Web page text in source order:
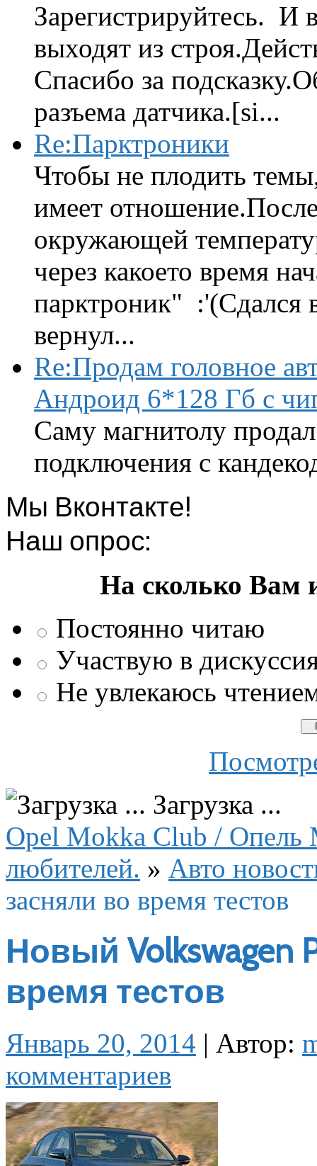
Зарегистрируйтесь. И
выходят из
Спасибо за
разъема датчика.[si...
Re:Парктроники
Чтобы не плодить
имеет
окружающей
через какоето время
парктроник" :'(Сдался
вернул...
Re:Продам головное
Андроид 6*128 Гб с
Саму магнитолу
подключения с
Мы Вконтакте!
Наш опрос:
На сколько Вам
Постоянно читаю
Участвую в
Не увлекаюсь
Загрузка ...
Opel Mokka Club / Опель
любителей. » Авто
засняли во время тестов
Новый Volkswagen
время тестов
Январь 20, 2014 | Автор:
комментариев